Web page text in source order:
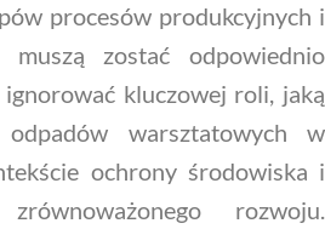
procesów produkcyjnych i
muszą zostać odpowiednio
kluczowej roli, jaką
warsztatowych w
ochrony środowiska i
rozwoju.